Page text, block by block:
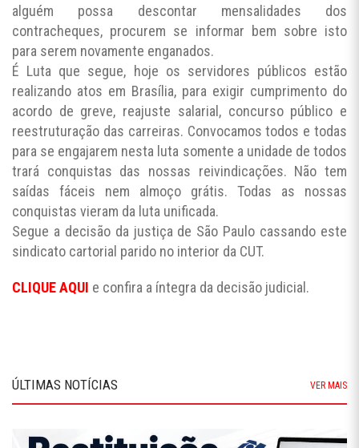
alguém possa descontar mensalidades dos
contracheques, procurem se informar bem sobre isto
para serem novamente enganados.
É Luta que segue, hoje os servidores públicos estão
realizando atos em Brasília, para exigir cumprimento do
acordo de greve, reajuste salarial, concurso público e
reestruturação das carreiras. Convocamos todos e todas
para se engajarem nesta luta somente a unidade de todos
trará conquistas das nossas reivindicações. Não tem
saídas fáceis nem almoço grátis. Todas as nossas
conquistas vieram da luta unificada.
Segue a decisão da justiça de São Paulo cassando este
sindicato cartorial parido no interior da CUT.
CLIQUE AQUI e confira a íntegra da decisão judicial.
ÚLTIMAS NOTÍCIAS VER MAIS